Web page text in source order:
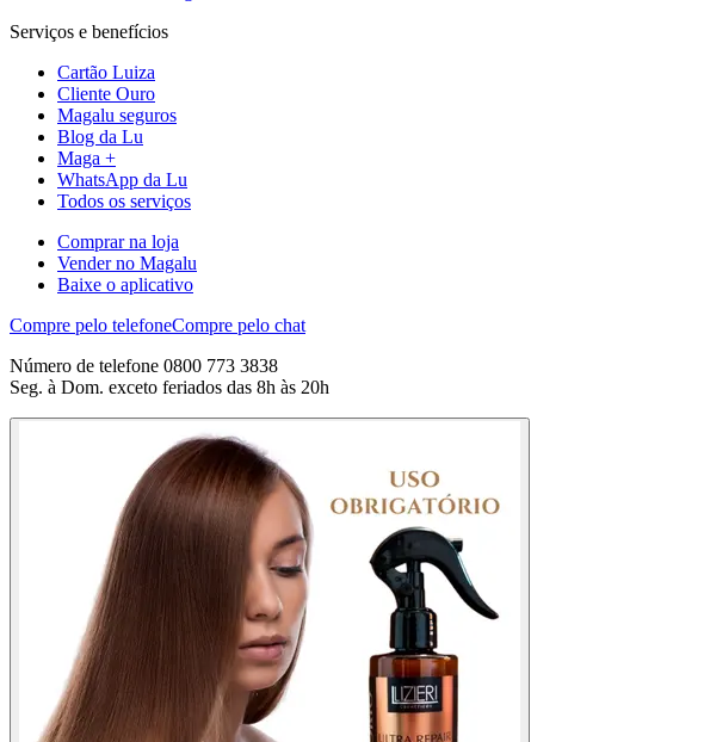
Serviços e benefícios
Cartão Luiza
Cliente Ouro
Magalu seguros
Blog da Lu
Maga +
WhatsApp da Lu
Todos os serviços
Comprar na loja
Vender no Magalu
Baixe o aplicativo
Compre pelo telefoneCompre pelo chat
Número de telefone 0800 773 3838
Seg. à Dom. exceto feriados das 8h às 20h